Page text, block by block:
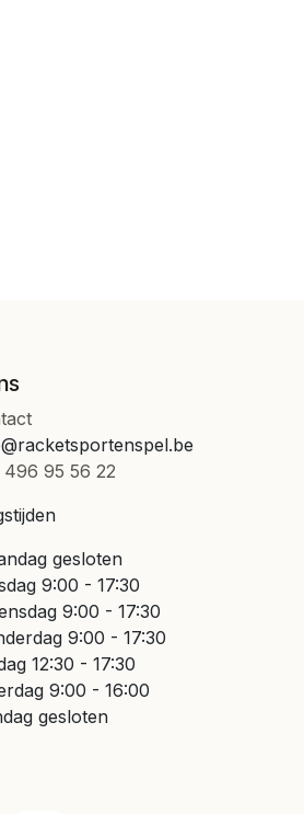
496 95 56 22
gesloten
9:00 - 17:30
9:00 - 17:30
9:00 - 17:30
12:30 - 17:30
9:00 - 16:00
gesloten